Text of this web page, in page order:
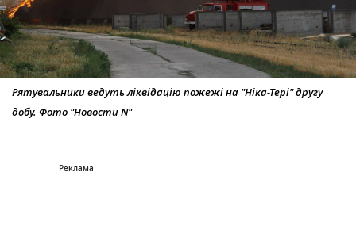
Рятувальники ведуть ліквідацію пожежі на "Ніка-Тері" другу
добу. Фото "Новости N"